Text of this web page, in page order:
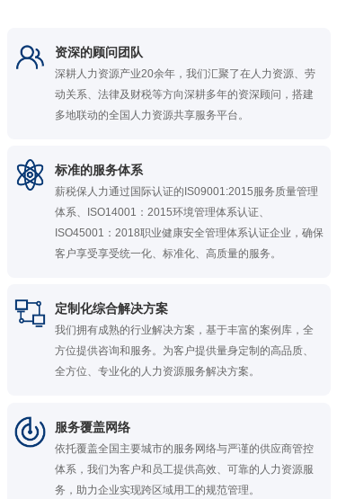
资深的顾问团队
深耕人力资源产业20余年，我们汇聚了在人力资源、劳
动关系、法律及财税等方向深耕多年的资深顾问，搭建
多地联动的全国人力资源共享服务平台。
标准的服务体系
薪税保人力通过国际认证的IS09001:2015服务质量管理
体系、ISO14001：2015环境管理体系认证、
ISO45001：2018职业健康安全管理体系认证企业，确保
客户享受享受统一化、标准化、高质量的服务。
定制化综合解决方案
我们拥有成熟的行业解决方案，基于丰富的案例库，全
方位提供咨询和服务。为客户提供量身定制的高品质、
全方位、专业化的人力资源服务解决方案。
服务覆盖网络
依托覆盖全国主要城市的服务网络与严谨的供应商管控
体系，我们为客户和员工提供高效、可靠的人力资源服
务，助力企业实现跨区域用工的规范管理。